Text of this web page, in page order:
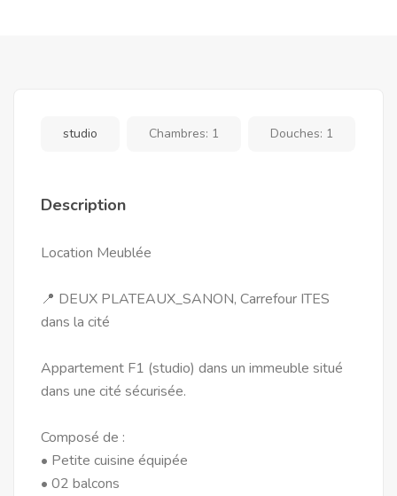
studio Chambres: 1 Douches: 1
Description
Location Meublée
📍 DEUX PLATEAUX_SANON, Carrefour ITES
dans la cité
Appartement F1 (studio) dans un immeuble situé
dans une cité sécurisée.
Composé de :
• Petite cuisine équipée
• 02 balcons